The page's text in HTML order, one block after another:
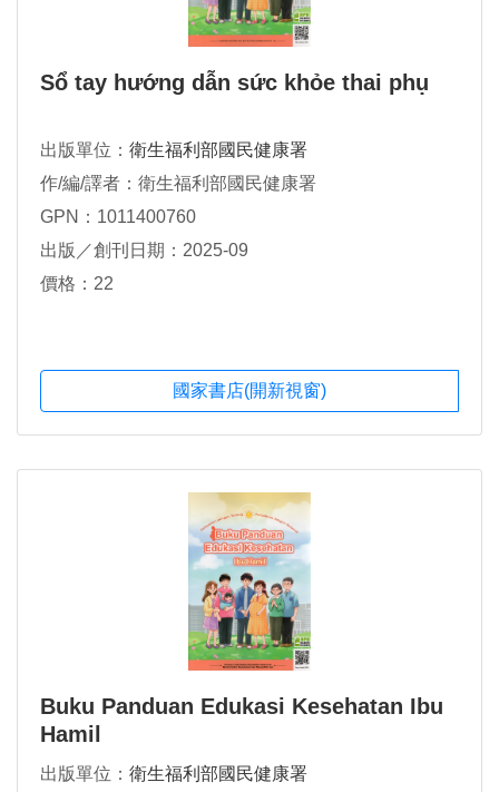
Sổ tay hướng dẫn sức khỏe thai phụ
出版單位： 衛生福利部國民健康署
作/編/譯者：衛生福利部國民健康署
GPN：1011400760
出版／創刊日期：2025-09
價格：22
國家書店(開新視窗)
Buku Panduan Edukasi Kesehatan Ibu
Hamil
出版單位： 衛生福利部國民健康署